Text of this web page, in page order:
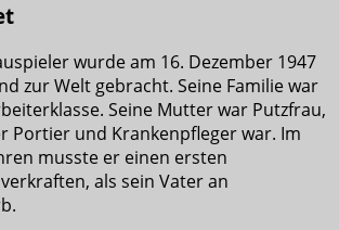
wurde am 16. Dezember 1947
zur Welt gebracht. Seine Familie war
Seine Mutter war Putzfrau,
Portier und Krankenpfleger war. Im
musste er einen ersten
als sein Vater an